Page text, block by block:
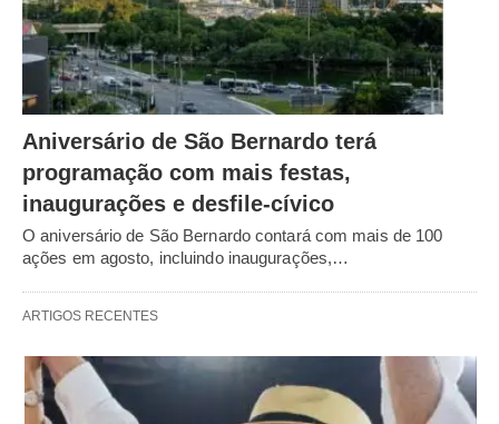
Aniversário de São Bernardo terá
programação com mais festas,
inaugurações e desfile-cívico
O aniversário de São Bernardo contará com mais de 100
ações em agosto, incluindo inaugurações,…
ARTIGOS RECENTES